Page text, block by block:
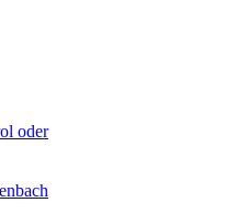
oder